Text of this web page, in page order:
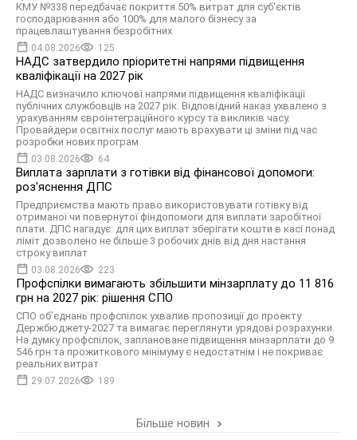
КМУ №338 передбачає покриття 50% витрат для суб'єктів
господарювання або 100% для малого бізнесу за
працевлаштування безробітних
04.08.2026 125
НАДС затвердило пріоритетні напрями підвищення
кваліфікації на 2027 рік
НАДС визначило ключові напрями підвищення кваліфікації
публічних службовців на 2027 рік. Відповідний наказ ухвалено з
урахуванням євроінтеграційного курсу та викликів часу.
Провайдери освітніх послуг мають врахувати ці зміни під час
розробки нових програм
03.08.2026 64
Виплата зарплати з готівки від фінансової допомоги:
роз'яснення ДПС
Предприємства мають право використовувати готівку від
отриманої чи повернутої фіндопомоги для виплати заробітної
плати. ДПС нагадує: для цих виплат зберігати кошти в касі понад
ліміт дозволено не більше 3 робочих днів від дня настання
строку виплат
03.08.2026 223
Профспілки вимагають збільшити мінзарплату до 11 816
грн на 2027 рік: рішення СПО
СПО об’єднань профспілок ухвалив пропозиції до проекту
Держбюджету-2027 та вимагає переглянути урядові розрахунки.
На думку профспілок, заплановане підвищення мінзарплати до 9
546 грн та прожиткового мінімуму є недостатнім і не покриває
реальних витрат
29.07.2026 189
Більше новин